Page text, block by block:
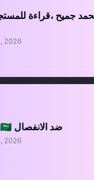
محمد جميح ،قراءة
2026
‏‏‏‏‏‏‏‏‏‏‏‏‏‏‏‏‏‏‏‏‏‏‏‏‏‏‏‏‏‏‏‏‏‏‏اليمن والسعودية🇾🇪🇸🇦 ضد الانفصال
2026